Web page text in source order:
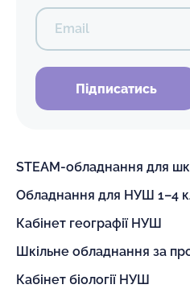
Email
Підписатись
STEAM-обладнання для
Обладнання для НУШ 1–4
Кабінет географії НУШ
Шкільне обладнання за
Кабінет біології НУШ